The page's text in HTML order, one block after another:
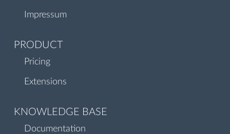
Impressum
PRODUCT
Pricing
Extensions
KNOWLEDGE BASE
Documentation